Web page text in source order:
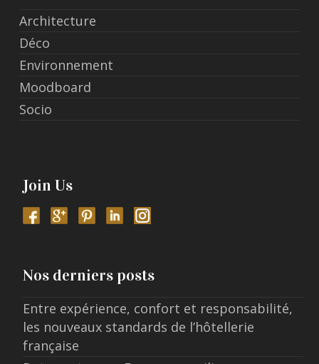
Architecture
Déco
Environnement
Moodboard
Socio
Join Us
Nos derniers posts
Entre expérience, confort et responsabilité,
les nouveaux standards de l’hôtellerie
française